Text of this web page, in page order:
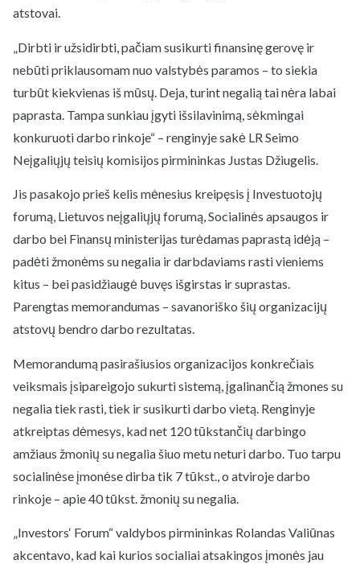
atstovai.
„Dirbti ir užsidirbti, pačiam susikurti finansinę gerovę ir
nebūti priklausomam nuo valstybės paramos – to siekia
turbūt kiekvienas iš mūsų. Deja, turint negalią tai nėra labai
paprasta. Tampa sunkiau įgyti išsilavinimą, sėkmingai
konkuruoti darbo rinkoje“ – renginyje sakė LR Seimo
Neįgaliųjų teisių komisijos pirmininkas Justas Džiugelis.
Jis pasakojo prieš kelis mėnesius kreipęsis į Investuotojų
forumą, Lietuvos neįgaliųjų forumą, Socialinės apsaugos ir
darbo bei Finansų ministerijas turėdamas paprastą idėją –
padėti žmonėms su negalia ir darbdaviams rasti vieniems
kitus – bei pasidžiaugė buvęs išgirstas ir suprastas.
Parengtas memorandumas – savanoriško šių organizacijų
atstovų bendro darbo rezultatas.
Memorandumą pasirašiusios organizacijos konkrečiais
veiksmais įsipareigojo sukurti sistemą, įgalinančią žmones su
negalia tiek rasti, tiek ir susikurti darbo vietą. Renginyje
atkreiptas dėmesys, kad net 120 tūkstančių darbingo
amžiaus žmonių su negalia šiuo metu neturi darbo. Tuo tarpu
socialinėse įmonėse dirba tik 7 tūkst., o atviroje darbo
rinkoje – apie 40 tūkst. žmonių su negalia.
„Investors‘ Forum“ valdybos pirmininkas Rolandas Valiūnas
akcentavo, kad kai kurios socialiai atsakingos įmonės jau